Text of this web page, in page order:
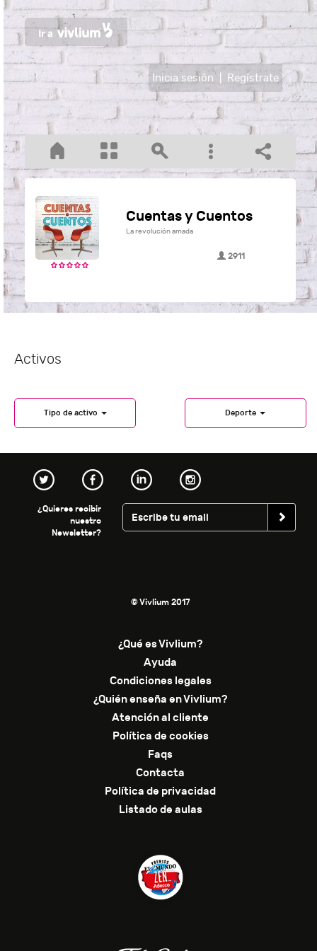
Inicia sesión Regístrate
Cuentas y Cuentos
La revolución amada
2911
Activos
Tipo de activo Deporte
¿Quieres recibir
nuestro
Newsletter?
© Vivlium 2017
¿Qué es Vivlium?
Ayuda
Condiciones legales
¿Quién enseña en Vivlium?
Atención al cliente
Política de cookies
Faqs
Contacta
Política de privacidad
Listado de aulas